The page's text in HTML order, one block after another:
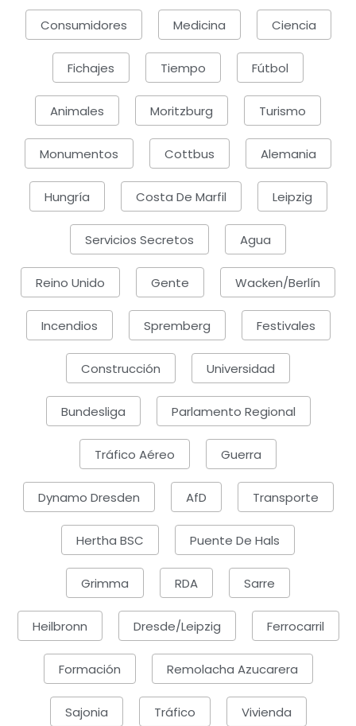
Consumidores Medicina Ciencia
Fichajes Tiempo Fútbol
Animales Moritzburg Turismo
Monumentos Cottbus Alemania
Hungría Costa De Marfil Leipzig
Servicios Secretos Agua
Reino Unido Gente Wacken/Berlín
Incendios Spremberg Festivales
Construcción Universidad
Bundesliga Parlamento Regional
Tráfico Aéreo Guerra
Dynamo Dresden AfD Transporte
Hertha BSC Puente De Hals
Grimma RDA Sarre
Heilbronn Dresde/Leipzig Ferrocarril
Formación Remolacha Azucarera
Sajonia Tráfico Vivienda